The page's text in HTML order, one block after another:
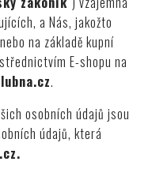
a Nás, jakožto
na základě kupní
E-shopu na
.
osobních údajů jsou
údajů, která
.